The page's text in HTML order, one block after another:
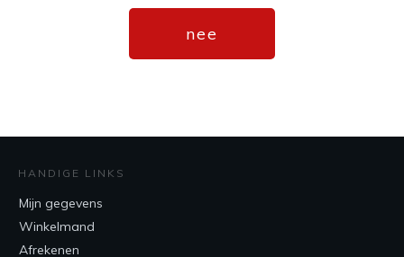
nee
HANDIGE LINKS
Mijn gegevens
Winkelmand
Afrekenen